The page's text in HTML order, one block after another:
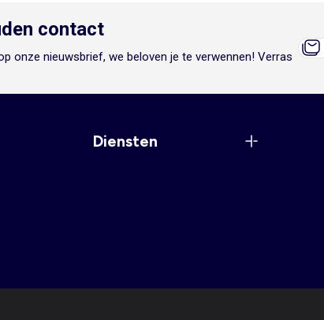
contact
onze nieuwsbrief, we beloven je te verwennen! Verras
Diensten